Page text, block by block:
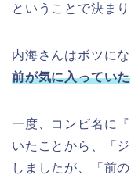
ということで決まり
内海さんはボツに
前が気に入っていた
一度、コンビ名に
いたことから、「
しましたが、「前